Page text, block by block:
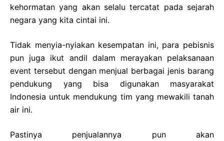
kehormatan yang akan selalu tercatat pada sejarah
negara yang kita cintai ini.
Tidak menyia-nyiakan kesempatan ini, para pebisnis
pun juga ikut andil dalam merayakan pelaksanaan
event tersebut dengan menjual berbagai jenis barang
pendukung yang bisa digunakan masyarakat
Indonesia untuk mendukung tim yang mewakili tanah
air ini.
Pastinya penjualannya pun akan